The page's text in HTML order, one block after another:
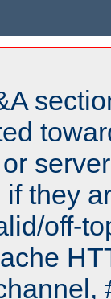
they
off-